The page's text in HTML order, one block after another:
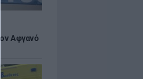
Αφγανό